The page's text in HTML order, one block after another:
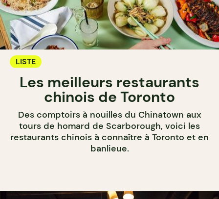
LISTE
Les meilleurs restaurants
chinois de Toronto
Des comptoirs à nouilles du Chinatown aux
tours de homard de Scarborough, voici les
restaurants chinois à connaître à Toronto et en
banlieue.